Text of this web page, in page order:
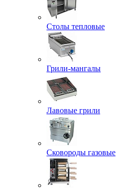
Столы тепловые
Грили-мангалы
Лавовые грили
Сковороды газовые